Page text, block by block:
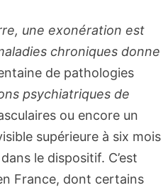
une exonération est
chroniques donne
de pathologies
psychiatriques de
ou encore un
supérieure à six mois
le dispositif. C’est
France, dont certains